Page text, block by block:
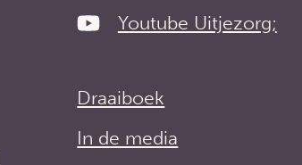
Youtube Uitjezorg;
Draaiboek
In de media